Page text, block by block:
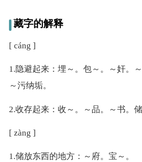
分
男孩名字打分
女孩名字打分
藏字的解释
[ cáng ]
1.隐避起来：埋～。包～。～奸。
～污纳垢。
2.收存起来：收～。～品。～书。储
[ zàng ]
1.储放东西的地方：～府。宝～。